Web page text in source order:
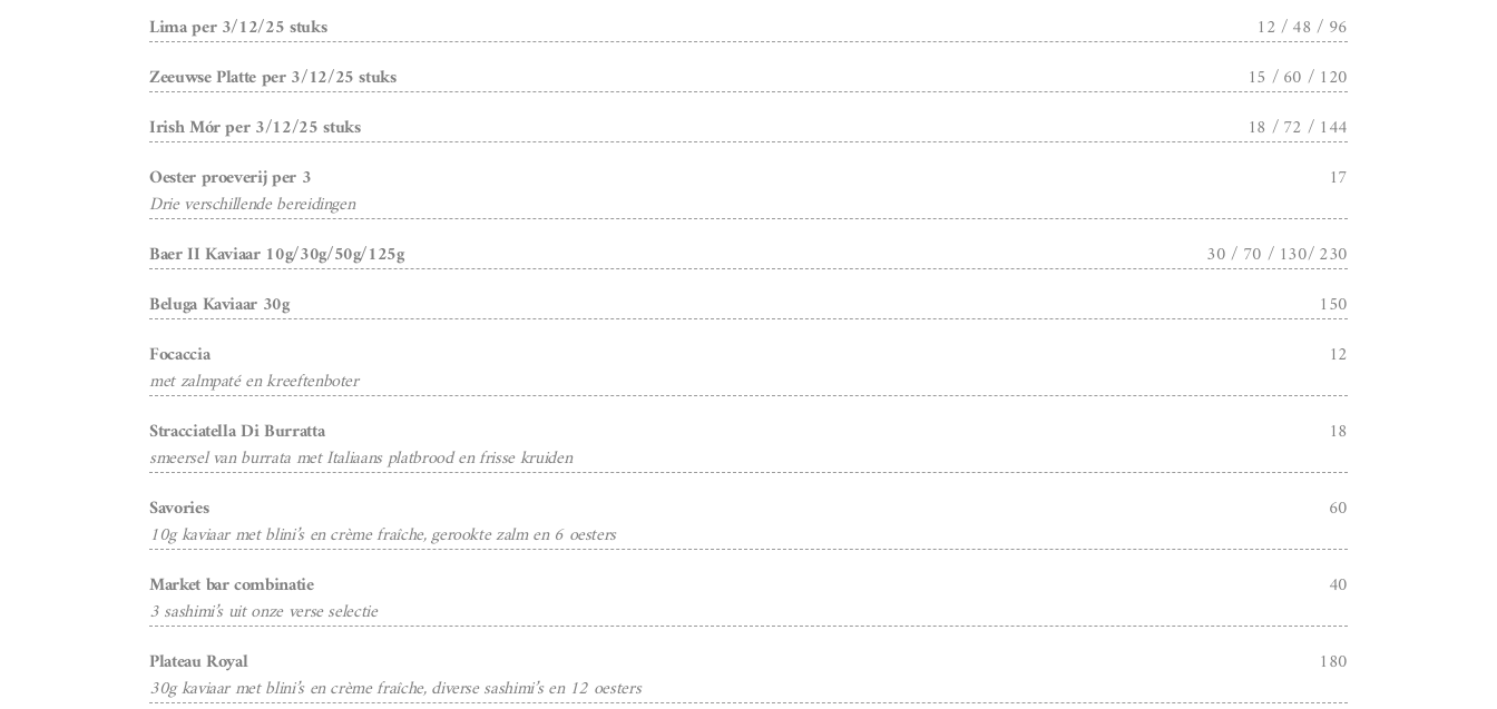
12 / 48 / 96
Lima per 3/12/25 stuks
15 / 60 / 120
Zeeuwse Platte per 3/12/25 stuks
18 / 72 / 144
Irish Mór per 3/12/25 stuks
17
Oester proeverij per 3
Drie verschillende bereidingen
30 / 70 / 130/ 230
Baer II Kaviaar 10g/30g/50g/125g
150
Beluga Kaviaar 30g
12
Focaccia
met zalmpaté en kreeftenboter
18
Stracciatella Di Burratta
smeersel van burrata met Italiaans platbrood en frisse kruiden
60
Savories
10g kaviaar met blini’s en crème fraîche, gerookte zalm en 6 oesters
40
Market bar combinatie
3 sashimi’s uit onze verse selectie
180
Plateau Royal
30g kaviaar met blini’s en crème fraîche, diverse sashimi’s en 12 oesters